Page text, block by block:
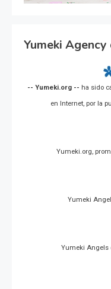
Yumeki Agency
-- Yumeki.org -- ha sido
en Internet, por la
Yumeki.org,
Yumeki
Yumeki Angels